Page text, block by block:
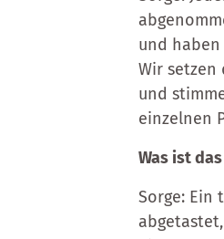
und
Wir
und
einzelnen
Was ist
Sorge: Ein